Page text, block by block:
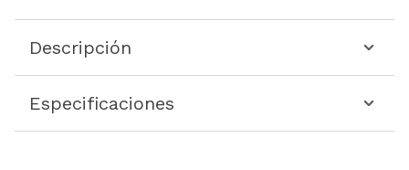
Descripción
Especificaciones